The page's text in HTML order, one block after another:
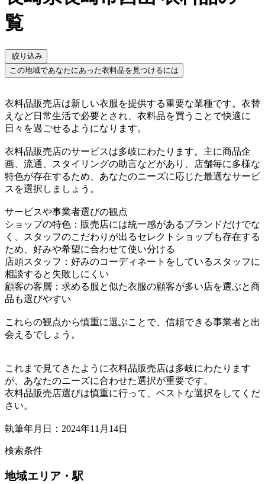
覧
絞り込み
この地域であなたにあった衣料品を見つけるには
衣料品販売店は新しい衣服を提供する重要な業種です。衣替
えなど日常生活で必要とされ、衣料品を買うことで快適に
日々を過ごせるようになります。
衣料品販売店のサービスは多岐にわたります。主に商品企
画、流通、スタイリングの助言などがあり、店舗毎に多様な
特色が存在するため、あなたのニーズに応じた最適なサービ
スを選択しましょう。
サービスや事業者選びの観点
ショップの特色：販売店には統一感があるブランドだけでな
く、スタッフのこだわりが出るセレクトショップも存在する
ため、好みや希望に合わせて使い分ける
店頭スタッフ：好みのコーディネートをしているスタッフに
相談すると失敗しにくい
顧客の客層：求める服と似た衣服の顧客が多い店を選ぶと商
品も選びやすい
これらの観点から慎重に選ぶことで、信頼できる事業者と出
会えるでしょう。
これまで見てきたように衣料品販売店は多岐にわたります
が、あなたのニーズに合わせた選択が重要です。
衣料品販売店選びは慎重に行って、ベストな選択をしてくだ
さい。
執筆年月日：2024年11月14日
検索条件
地域エリア・駅